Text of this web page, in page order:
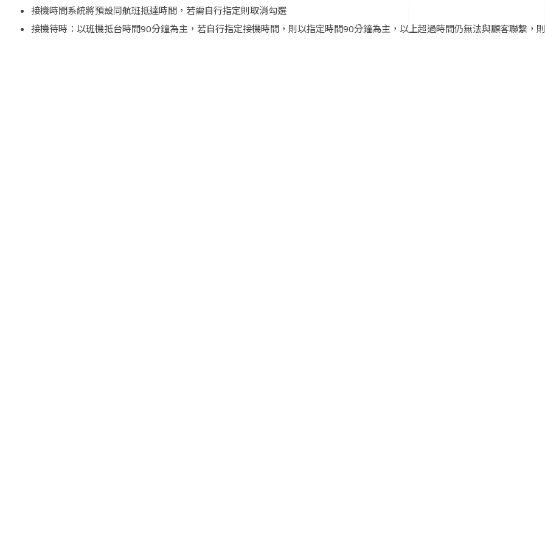
接機時間系統將預設同航班抵達時間，若需自行指定則取消勾選
接機待時：以班機抵台時間90分鐘為主，若自行指定接機時間，則以指定時間90分鐘為主，以上超過時間仍無法與顧客聯繫，